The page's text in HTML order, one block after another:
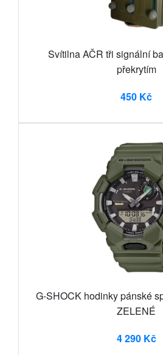
Svítilna AČR tři signální
překrytím
450 Kč
G-SHOCK hodinky pánské
ZELENÉ
4 290 Kč